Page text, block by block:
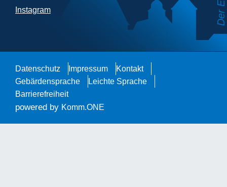
Instagram
Datenschutz Impressum
Kontakt
Gebärdensprache
Leichte Sprache
Barrierefreiheit
powered by Komm.ONE